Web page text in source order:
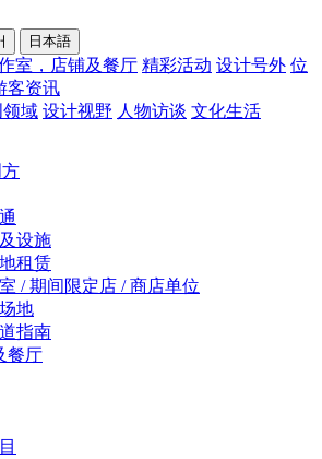
日本語
室，店铺及餐厅 精彩活动 设计号外 位
客资讯
领域 设计视野 人物访谈 文化生活
设施
租赁
/ 期间限定店 / 商店单位
地
指南
餐厅